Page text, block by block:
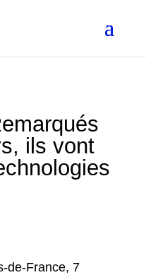
ils vont
de-France, 7